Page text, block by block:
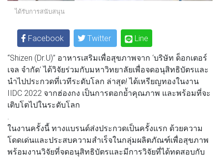
ได้รับการสนับสนุน
Facebook Twitter
Line
“Shizen (Dr.U)” อาหารเสริมเพื่อสุขภาพจาก ‘บริษัท ด็อกเตอร์
เจล จํากัด’ ได้วิจัยร่วมกับมหาวิทยาลัยเพื่อจดอนุสิทธิบัตรและ
นำไปประกวดที่เวทีระดับโลก ล่าสุด! ได้เหรียญทองในงาน
IIDC 2022 จากฮ่องกง เป็นการตอกย้ำคุณภาพ และพร้อมที่จะ
เติบโตไปในระดับโลก
.
ในงานครั้งนี้ ทางแบรนด์ส่งประกวดเป็นครั้งแรก ด้วยความ
โดดเด่นและประสบความสำเร็จในกลุ่มผลิตภัณฑ์เพื่อสุขภาพ
พร้อมงานวิจัยที่จดอนุสิทธิบัตรและมีการวิจัยที่ได้ทดสอบกับ